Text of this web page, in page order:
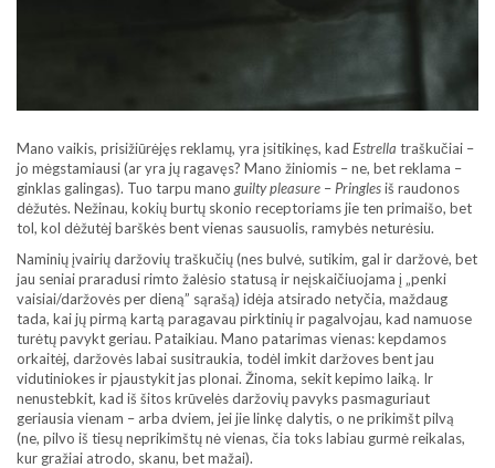
Mano vaikis, prisižiūrėjęs reklamų, yra įsitikinęs, kad Estrella traškučiai –
jo mėgstamiausi (ar yra jų ragavęs? Mano žiniomis – ne, bet reklama –
ginklas galingas). Tuo tarpu mano guilty pleasure – Pringlesiš raudonos
dėžutės. Nežinau, kokių burtų skonio receptoriams jie ten primaišo, bet
tol, kol dėžutėj barškės bent vienas sausuolis, ramybės neturėsiu.
Naminių įvairių daržovių traškučių (nes bulvė, sutikim, gal ir daržovė, bet
jau seniai praradusi rimto žalėsio statusą ir neįskaičiuojama į „penki
vaisiai/daržovės per dieną” sąrašą) idėja atsirado netyčia, maždaug
tada, kai jų pirmą kartą paragavau pirktinių ir pagalvojau, kad namuose
turėtų pavykt geriau. Pataikiau. Mano patarimas vienas: kepdamos
orkaitėj, daržovės labai susitraukia, todėl imkit daržoves bent jau
vidutiniokes ir pjaustykit jas plonai. Žinoma, sekit kepimo laiką. Ir
nenustebkit, kad iš šitos krūvelės daržovių pavyks pasmaguriaut
geriausia vienam – arba dviem, jei jie linkę dalytis, o ne prikimšt pilvą
(ne, pilvo iš tiesų neprikimštų nė vienas, čia toks labiau gurmė reikalas,
kur gražiai atrodo, skanu, bet mažai).